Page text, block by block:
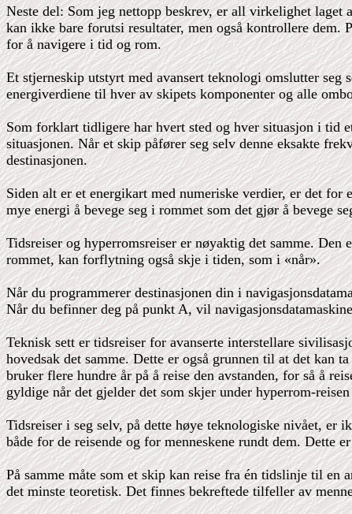
Neste del: Som jeg nettopp beskrev, er all virkelighet laget
kan ikke bare forutsi resultater, men også kontrollere dem.
for å navigere i tid og rom.
Et stjerneskip utstyrt med avansert teknologi omslutter
energiverdiene til hver av skipets komponenter og alle
Som forklart tidligere har hvert sted og hver situasjon i tid
situasjonen. Når et skip påfører seg selv denne eksakte
destinasjonen.
Siden alt er et energikart med numeriske verdier, er det for
mye energi å bevege seg i rommet som det gjør å bevege
Tidsreiser og hyperromsreiser er nøyaktig det samme.
rommet, kan forflytning også skje i tiden, som i «når».
Når du programmerer destinasjonen din i
Når du befinner deg på punkt A, vil
Teknisk sett er tidsreiser for avanserte interstellare
hovedsak det samme. Dette er også grunnen til at det kan
bruker flere hundre år på å reise den avstanden, for så å
gyldige når det gjelder det som skjer under hyperrom-
Tidsreiser i seg selv, på dette høye teknologiske nivået,
både for de reisende og for menneskene rundt dem. Dette
På samme måte som et skip kan reise fra én tidslinje til
det minste teoretisk. Det finnes bekreftede tilfeller av